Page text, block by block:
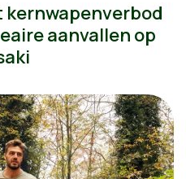
kernwapenverbod
aanvallen op